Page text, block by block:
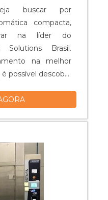
buscar por
compacta,
na líder do
Solutions Brasil.
na melhor
possível descobrir
o quesito é
da
benefício com
Pharma